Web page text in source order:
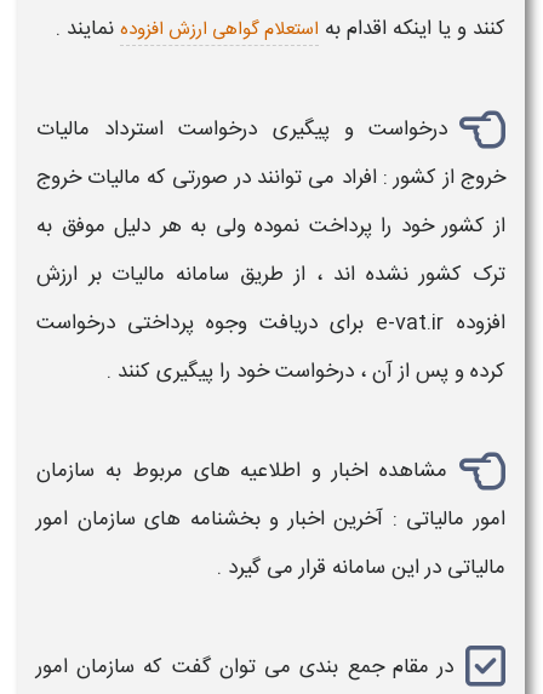
کنند و یا اینکه اقدام به استعلام گواهی ارزش افزوده نمایند .
درخواست و پیگیری درخواست استرداد مالیات
خروج از کشور : افراد می توانند در صورتی که مالیاتخروج
از کشور خود را پرداخت نموده ولی به هر دلیل موفق به
ترک کشور نشده اند ، از طریق سامانه مالیات بر ارزش
افزوده e-vat.ir
برای دریافت وجوه پرداختی درخواست
کرده و پس از آن ، درخواست خود را پیگیری کنند .
مشاهده اخبار و اطلاعیه های مربوط به سازمان
امور مالیاتی : آخرین اخبار و بخشنامه های سازمان امور
مالیاتی در این سامانه قرار می گیرد .
در مقام جمع بندی می توان گفت که سازمان امور